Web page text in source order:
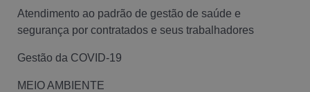
Atendimento ao padrão de gestão de saúde e
segurança por contratados e seus trabalhadores
Gestão da COVID-19
MEIO AMBIENTE